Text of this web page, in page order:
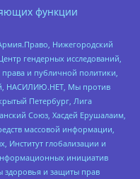
функции
Нижегородский
гендерных исследований,
и публичной политики,
НАСИЛИЮ.НЕТ, Мы против
Петербург, Лига
Союз, Хасдей Ерушалаим,
массовой информации,
Институт глобализации и
инициатив
здоровья и защиты прав